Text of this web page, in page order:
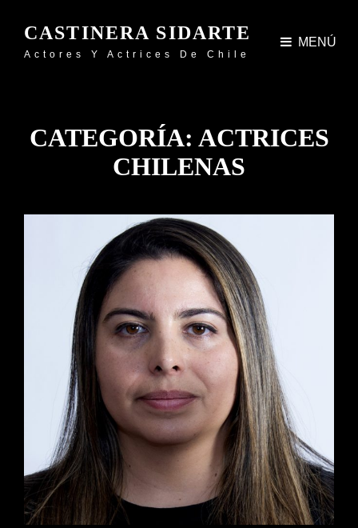
CASTINERA SIDARTE
Actores Y Actrices De Chile
MENÚ
CATEGORÍA: ACTRICES
CHILENAS